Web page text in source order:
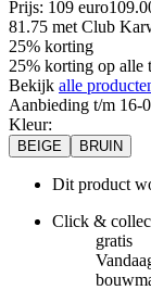
Prijs: 109 euro109.
81.75 met Club
25% korting
25% korting op alle
Bekijk alle
Aanbieding t/m 16-
Kleur:
BEIGE BRUIN
Dit product
Click &
gratis